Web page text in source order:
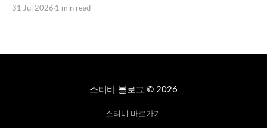
31 Jul 2026 1 min read
스티비 블로그 © 2026
스티비 바로가기